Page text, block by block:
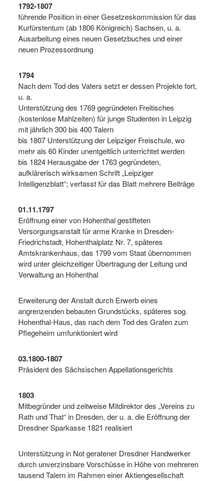
1792-1807
führende Position in einer Gesetzeskommission für das
Kurfürstentum (ab 1806 Königreich) Sachsen, u. a.
Ausarbeitung eines neuen Gesetzbuches und einer
neuen Prozessordnung
1794
Nach dem Tod des Vaters setzt er dessen Projekte fort,
u. a.
Unterstützung des 1769 gegründeten Freitisches
(kostenlose Mahlzeiten) für junge Studenten in Leipzig
mit jährlich 300 bis 400 Talern
bis 1807 Unterstützung der Leipziger Freischule, wo
mehr als 60 Kinder unentgeltlich unterrichtet werden
bis 1824 Herausgabe der 1763 gegründeten,
aufklärerisch wirksamen Schrift „Leipziger
Intelligenzblatt“; verfasst für das Blatt mehrere Beiträge
01.11.1797
Eröffnung einer von Hohenthal gestifteten
Versorgungsanstalt für arme Kranke in Dresden-
Friedrichstadt, Hohenthalplatz Nr. 7, späteres
Amtskrankenhaus, das 1799 vom Staat übernommen
wird unter gleichzeitiger Übertragung der Leitung und
Verwaltung an Hohenthal
Erweiterung der Anstalt durch Erwerb eines
angrenzenden bebauten Grundstücks, späteres sog.
Hohenthal-Haus, das nach dem Tod des Grafen zum
Pflegeheim umfunktioniert wird
03.1800-1807
Präsident des Sächsischen Appellationsgerichts
1803
Mitbegründer und zeitweise Mitdirektor des „Vereins zu
Rath und That“ in Dresden, der u. a. die Eröffnung der
Dresdner Sparkasse 1821 realisiert
Unterstützung in Not geratener Dresdner Handwerker
durch unverzinsbare Vorschüsse in Höhe von mehreren
tausend Talern im Rahmen einer Aktiengesellschaft